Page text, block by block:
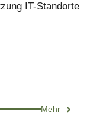
IT-Standorte
Mehr